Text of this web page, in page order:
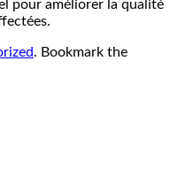
pour améliorer la qualité
. Bookmark the